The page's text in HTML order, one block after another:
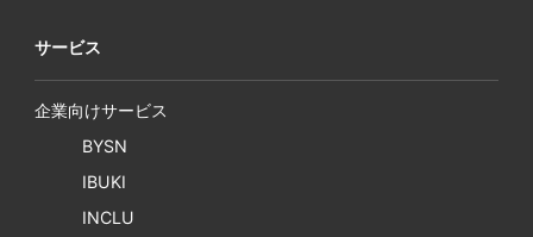
サービス
企業向けサービス
BYSN
IBUKI
INCLU